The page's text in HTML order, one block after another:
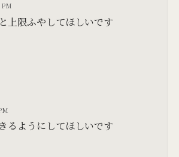
PM
上限ふやしてほしいです
るようにしてほしいです